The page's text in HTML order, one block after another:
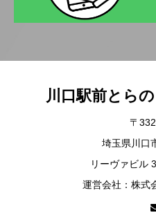
川口駅前とら
〒
埼玉県川口
リーヴァビル
運営会社：株式